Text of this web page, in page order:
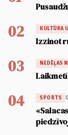
02 KULTŪRA
Izzinot
03 NEDĒĻAS
04 SPORTS